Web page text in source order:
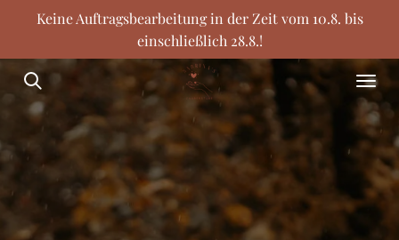
Zum
springen
Keine Auftragsbearbeitung in der Zeit vom 10.8. bis
einschließlich 28.8.!